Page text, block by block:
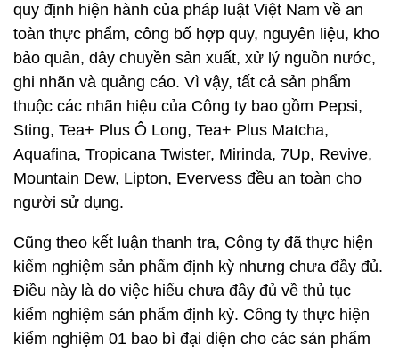
quy định hiện hành của pháp luật Việt Nam về an
toàn thực phẩm, công bố hợp quy, nguyên liệu, kho
bảo quản, dây chuyền sản xuất, xử lý nguồn nước,
ghi nhãn và quảng cáo. Vì vậy, tất cả sản phẩm
thuộc các nhãn hiệu của Công ty bao gồm Pepsi,
Sting, Tea+ Plus Ô Long, Tea+ Plus Matcha,
Aquafina, Tropicana Twister, Mirinda, 7Up, Revive,
Mountain Dew, Lipton, Evervess đều an toàn cho
người sử dụng.
Cũng theo kết luận thanh tra, Công ty đã thực hiện
kiểm nghiệm sản phẩm định kỳ nhưng chưa đầy đủ.
Điều này là do việc hiểu chưa đầy đủ về thủ tục
kiểm nghiệm sản phẩm định kỳ. Công ty thực hiện
kiểm nghiệm 01 bao bì đại diện cho các sản phẩm